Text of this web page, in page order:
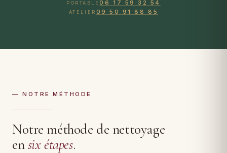
PORTABLE06 17 59 32 54
ATELIER 09 50 91 88 85
— NOTRE MÉTHODE
Notre méthode de nettoyage
en six étapes.